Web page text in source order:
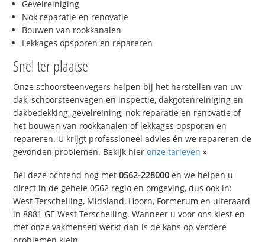
Gevelreiniging
Nok reparatie en renovatie
Bouwen van rookkanalen
Lekkages opsporen en repareren
Snel ter plaatse
Onze schoorsteenvegers helpen bij het herstellen van uw
dak, schoorsteenvegen en inspectie, dakgotenreiniging en
dakbedekking, gevelreining, nok reparatie en renovatie of
het bouwen van rookkanalen of lekkages opsporen en
repareren. U krijgt professioneel advies én we repareren de
gevonden problemen. Bekijk hieronze tarieven »
Bel deze ochtend nog met0562-228000 en we helpen u
direct in de gehele 0562 regio en omgeving, dus ook in:
West-Terschelling, Midsland, Hoorn, Formerum en uiteraard
in 8881 GE West-Terschelling. Wanneer u voor ons kiest en
met onze vakmensen werkt dan is de kans op verdere
problemen klein.